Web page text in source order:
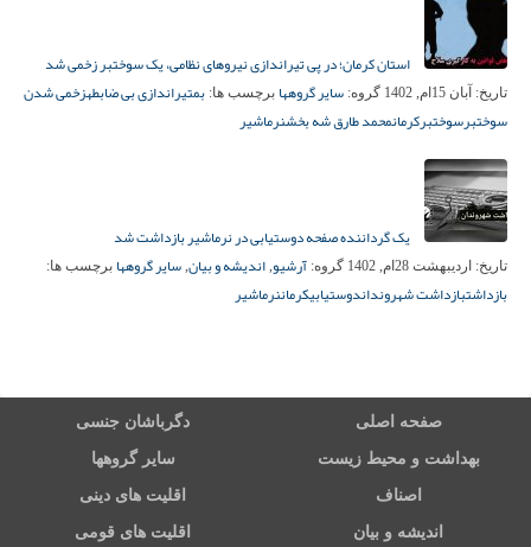
استان کرمان؛ در پی تیراندازی نیروهای نظامی، یک سوختبر زخمی شد
تاریخ: آبان 15ام, 1402 گروه: سایر گروهها برچسب ها: بمتیراندازی بی ضابطهزخمی شدن
سوختبرسوختبرکرمانمحمد طارق شه بخشنرماشیر
یک گرداننده صفحه دوستیابی در نرماشیر بازداشت شد
تاریخ: اردیبهشت 28ام, 1402 گروه: آرشیو, اندیشه و بیان, سایر گروهها برچسب ها:
بازداشتبازداشت شهرونداندوستیابیکرماننرماشیر
صفحه اصلی دگرباشان جنسی
بهداشت و محیط زیست سایر گروهها
اصناف اقلیت های دینی
اندیشه و بیان اقلیت های قومی